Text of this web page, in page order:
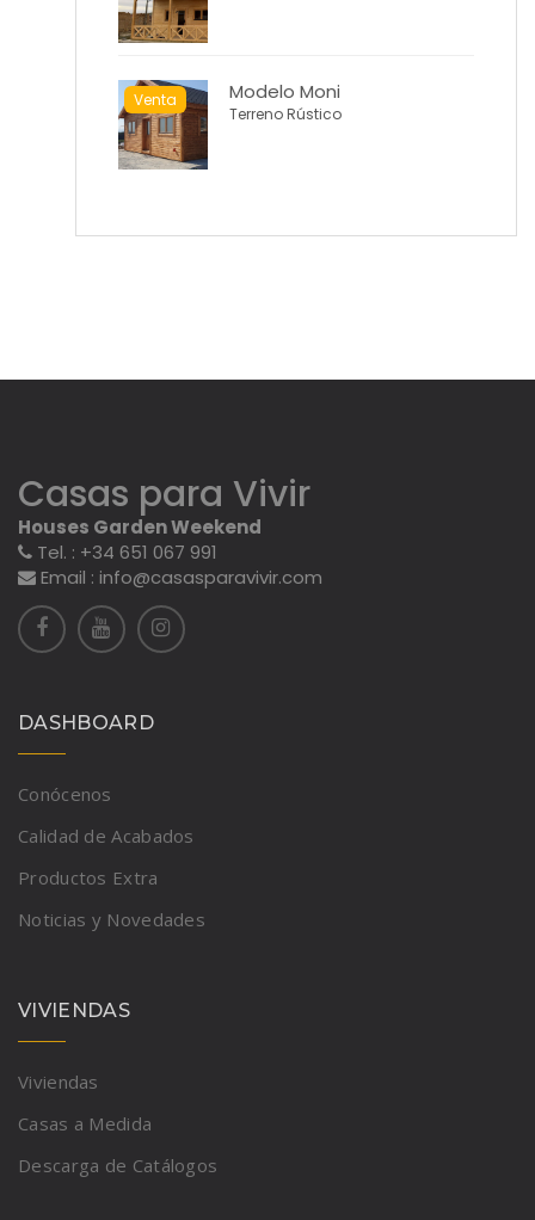
Venta Modelo Moni
Terreno Rústico
Casas para Vivir
Houses Garden Weekend
Tel. : +34 651 067 991
Email : info@casasparavivir.com
DASHBOARD
Conócenos
Calidad de Acabados
Productos Extra
Noticias y Novedades
VIVIENDAS
Viviendas
Casas a Medida
Descarga de Catálogos